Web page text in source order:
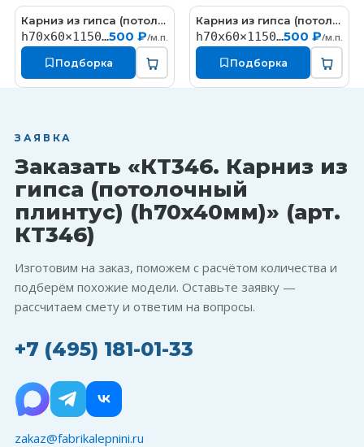
КT324Карниз из гипса (потолочный плинтус) (h70x60мм)
h70x60×1150мм500 ₽/м.п.
Подборка
КT328Карниз из гипса (потолочный плинтус) (h70x60мм)
h70x60×1150мм500 ₽/м.п.
Подборка
ЗАЯВКА
Заказать «КT346. Карниз из
гипса (потолочный
плинтус) (h70x40мм)» (арт.
КT346)
Изготовим на заказ, поможем с расчётом количества и
подберём похожие модели. Оставьте заявку —
рассчитаем смету и ответим на вопросы.
+7 (495) 181-01-33
zakaz@fabrikalepnini.ru